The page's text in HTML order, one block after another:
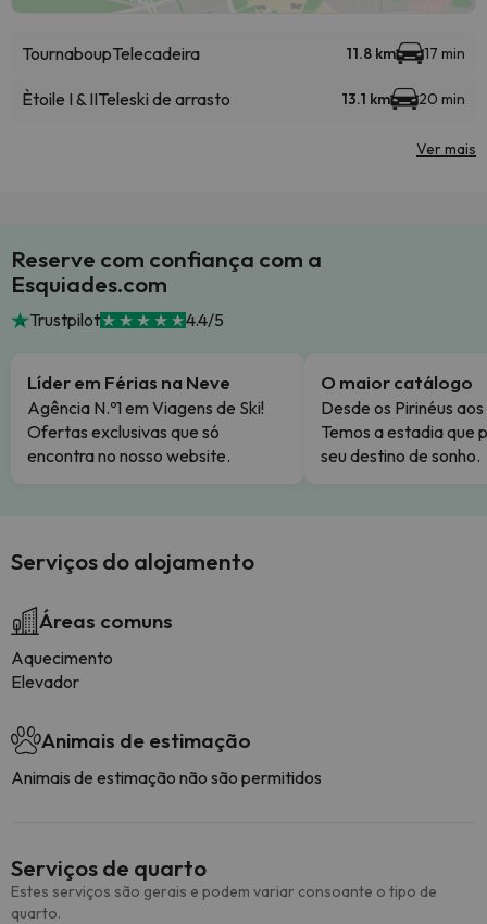
TournaboupTelecadeira 11.8 km 17 min
Ètoile I & IITeleski de arrasto 13.1 km 20 min
Ver mais
Reserve com confiança com a
Esquiades.com
Trustpilot 4.4/5
Líder em Férias na Neve
Agência N.º1 em Viagens de Ski!
Ofertas exclusivas que só
encontra no nosso website.
O maior catálogo
Desde os Pirinéus
Temos a estadia que
seu destino de sonho.
Serviços do alojamento
Áreas comuns
Aquecimento
Elevador
Animais de estimação
Animais de estimação não são permitidos
Serviços de quarto
Estes serviços são gerais e podem variar consoante o tipo de
quarto.